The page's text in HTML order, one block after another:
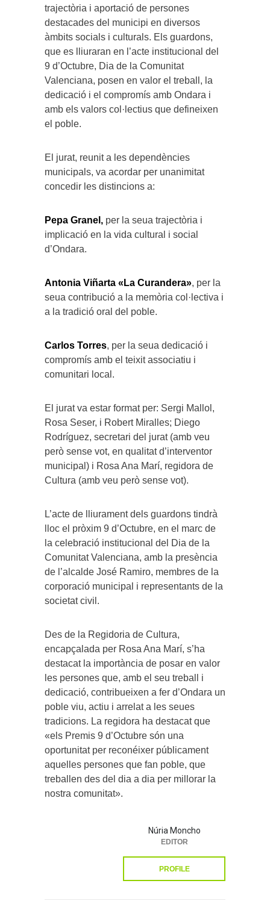
trajectòria i aportació de persones
destacades del municipi en diversos
àmbits socials i culturals. Els guardons,
que es lliuraran en l’acte institucional del
9 d’Octubre, Dia de la Comunitat
Valenciana, posen en valor el treball, la
dedicació i el compromís amb Ondara i
amb els valors col·lectius que defineixen
el poble.
El jurat, reunit a les dependències
municipals, va acordar per unanimitat
concedir les distincions a:
Pepa Granel, per la seua trajectòria i
implicació en la vida cultural i social
d’Ondara.
Antonia Viñarta «La Curandera», per la
seua contribució a la memòria col·lectiva i
a la tradició oral del poble.
Carlos Torres, per la seua dedicació i
compromís amb el teixit associatiu i
comunitari local.
El jurat va estar format per: Sergi Mallol,
Rosa Seser, i Robert Miralles; Diego
Rodríguez, secretari del jurat (amb veu
però sense vot, en qualitat d’interventor
municipal) i Rosa Ana Marí, regidora de
Cultura (amb veu però sense vot).
L’acte de lliurament dels guardons tindrà
lloc el pròxim 9 d’Octubre, en el marc de
la celebració institucional del Dia de la
Comunitat Valenciana, amb la presència
de l’alcalde José Ramiro, membres de la
corporació municipal i representants de la
societat civil.
Des de la Regidoria de Cultura,
encapçalada per Rosa Ana Marí, s’ha
destacat la importància de posar en valor
les persones que, amb el seu treball i
dedicació, contribueixen a fer d’Ondara un
poble viu, actiu i arrelat a les seues
tradicions. La regidora ha destacat que
«els Premis 9 d’Octubre són una
oportunitat per reconéixer públicament
aquelles persones que fan poble, que
treballen des del dia a dia per millorar la
nostra comunitat».
Núria Moncho
EDITOR
PROFILE